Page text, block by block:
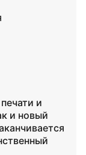
и
и новый